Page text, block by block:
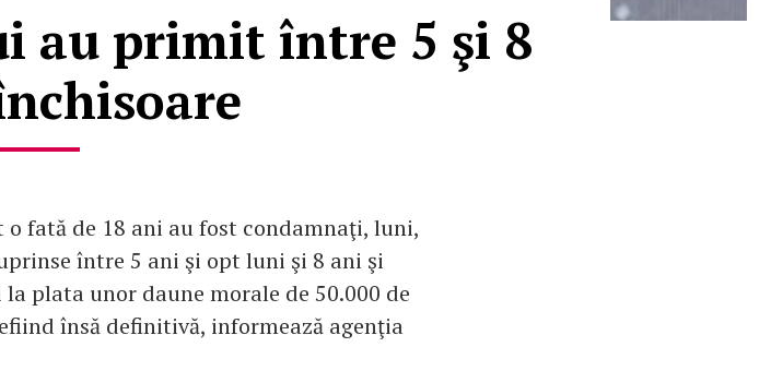
au primit între 5 şi 8
fată de 18 ani au fost condamnaţi, luni,
între 5 ani şi opt luni şi 8 ani şi
plata unor daune morale de 50.000 de
însă definitivă, informează agenţia